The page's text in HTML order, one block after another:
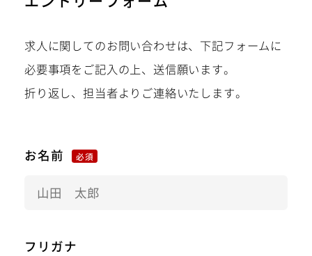
求人に関してのお問い合わせは、下記フォームに
必要事項をご記入の上、送信願います。
折り返し、担当者よりご連絡いたします。
お名前 必須
フリガナ